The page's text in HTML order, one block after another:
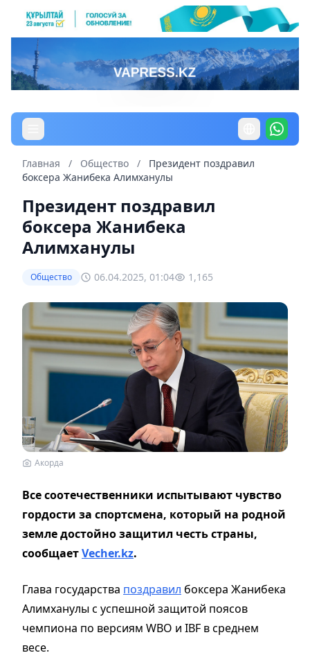
Главная / Общество /
Президент поздравил
боксера Жанибека Алимханулы
Президент поздравил
боксера Жанибека
Алимханулы
Общество 06.04.2025, 01:04 1,165
Акорда
Все соотечественники испытывают чувство
гордости за спортсмена, который на родной
земле достойно защитил честь страны,
сообщаетVecher.kz.
Глава государства поздравил боксера Жанибека
Алимханулы с успешной защитой поясов
чемпиона по версиям WBO и IBF в среднем
весе.